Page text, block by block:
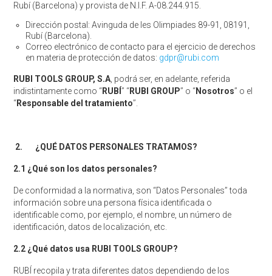
Rubí (Barcelona) y provista de N.I.F. A-08.244.915.
Dirección postal: Avinguda de les Olimpiades 89-91, 08191,
Rubí (Barcelona).
Correo electrónico de contacto para el ejercicio de derechos
en materia de protección de datos: gdpr@rubi.com
RUBI TOOLS GROUP, S.A , podrá ser, en adelante, referida
indistintamente como ‘‘RUBÍ’’ ‘‘RUBI GROUP’’ o ‘‘Nosotros’’ o el
‘‘Responsable del tratamiento’’.
2. ¿QUÉ DATOS PERSONALES TRATAMOS?
2.1 ¿Qué son los datos personales?
De conformidad a la normativa, son ‘‘Datos Personales’’ toda
información sobre una persona física identificada o
identificable como, por ejemplo, el nombre, un número de
identificación, datos de localización, etc.
2.2 ¿Qué datos usa RUBI TOOLS GROUP?
RUBÍ recopila y trata diferentes datos dependiendo de los